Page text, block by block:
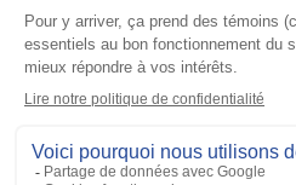
Antenna, 470-494